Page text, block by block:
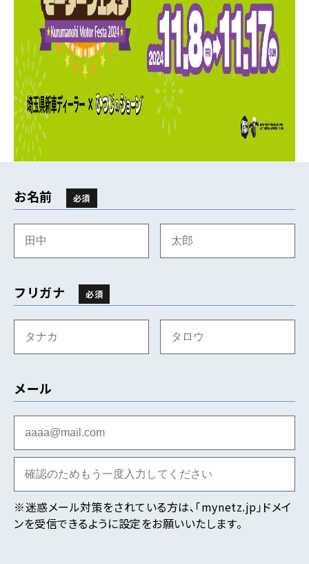
お名前 必須
フリガナ 必須
メール
※迷惑メール対策をされている方は､「mynetz.jp」ドメイ
ンを受信できるように設定をお願いいたします。